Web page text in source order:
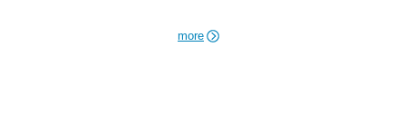
more